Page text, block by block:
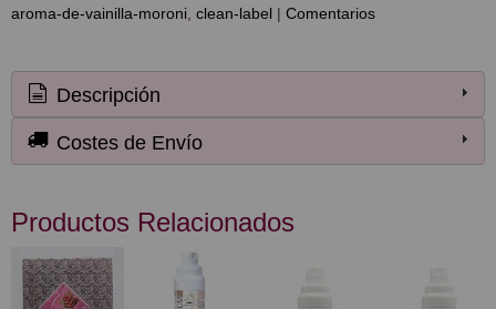
aroma-de-vainilla-moroni clean-label | Comentarios
Descripción
Costes de Envío
Productos Relacionados